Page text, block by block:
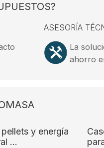
ASESORÍA
La
ahorro
y energía
…